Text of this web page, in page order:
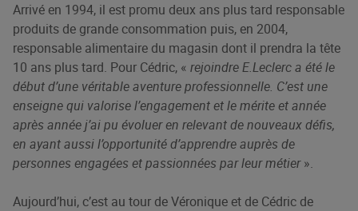
Arrivé en 1994, il est promu deux ans plus tard responsable
produits de grande consommation puis, en 2004,
responsable alimentaire du magasin dont il prendra la tête
10 ans plus tard. Pour Cédric, « rejoindre E.Leclerc a été le
début d’une véritable aventure professionnelle. C’est une
enseigne qui valorise l’engagement et le mérite et année
après année j’ai pu évoluer en relevant de nouveaux défis,
en ayant aussi l’opportunité d’apprendre auprès de
personnes engagées et passionnées par leur métier».
Aujourd’hui, c’est au tour de Véronique et de Cédric de